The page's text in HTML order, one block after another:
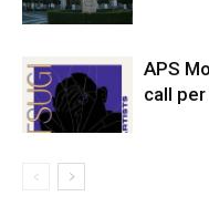
APS
call